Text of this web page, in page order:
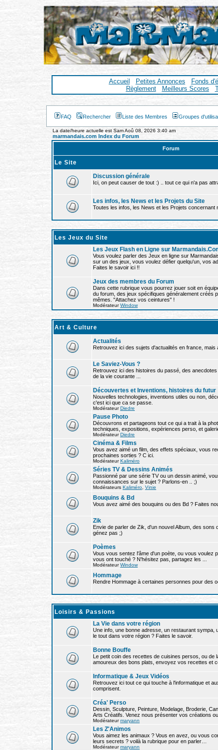
Accueil Petites Annonces
Fonds
Règlement
Meilleurs Scores
FAQ Rechercher Liste des Membres Groupes
La date/heure actuelle est Sam Aoû 08, 2026 3:40 am
marmandais.com Index du Forum
Forum
Le Site
Discussion générale
Ici, on peut causer de tout :) .. tout ce qui n'a pas
Les infos, les News et les Projets du Site
Toutes les infos, les News et les Projets concernant
Les Jeux du Site
Les Jeux Flash en Ligne sur
Vous voulez parler des Jeux en ligne sur
sur un des jeux, vous voulez défier quelqu'un, vos
Faites le savoir ici !!
Jeux des membres du Forum
Dans cette rubrique vous pourrez jouer soit en
du forum, des jeux spécifiques généralement créés
mêmes. "Attachez vos ceintures" !
ModérateurWindow
Art & Culture
Actualités
Retrouvez ici des sujets d'actualités en france, mais
Le Saviez-Vous ?
Retrouvez ici des histoires du passé, des
de la vie courante ...
Découvertes et Inventions, histoires du futur
Nouvelles technologies, inventions utiles ou non,
c'est ici que ca se passe.
ModérateurDiedre
Pause Photo
Découvrons et partageons tout ce qui a trait à la
techniques, expositions, expériences perso, et
ModérateurDiedre
Cinéma & Films
Vous avez aimé un film, des effets spéciaux, vous
prochaines sorties ? C ici.
ModérateurKaliméro
Séries TV & Dessins Animés
Passionné par une série TV ou un dessin animé,
connaissances sur le sujet ? Parlons-en .. ;)
Modérateurs Kaliméro Vinie
Bouquins & Bd
Vous avez aimé des bouquins ou des Bd ? Faites
Zik
Envie de parler de Zik, d'un nouvel Album, des sons
génez pas ;)
Poèmes
Vous vous sentez l'âme d'un poète, ou vous voulez
vous ont touché ? N'hésitez pas, partagez les ...
ModérateurWindow
Hommage
Rendre Hommage à certaines personnes pour des
Loisirs & Passions
La Vie dans votre région
Une info, une bonne adresse, un restaurant sympa,
le tout dans votre région ? Faites le savoir.
Bonne Bouffe
Le petit coin des recettes de cuisines persos, ou de
amoureux des bons plats, envoyez vos recettes et
Informatique & Jeux Vidéos
Retrouvez ici tout ce qui touche à l'informatique et
comprisent.
Créa' Perso
Dessin, Sculpture, Peinture, Modelage, Broderie,
Arts Créatifs. Venez nous présenter vos créations
Modérateurmaryann
Les Z'Animos
Vous aimez les animaux ? Vous en avez, ou vous
leurs secrets ? voilà la rubrique pour en parler…
Modérateurmaryann